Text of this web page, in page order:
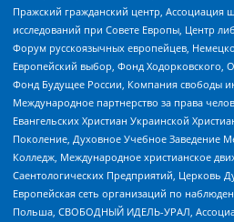
Пражский гражданский центр, Ассоциация
исследований при Совете Европы, Центр
Форум русскоязычных европейцев,
Европейский выбор, Фонд Ходорковского,
Фонд Будущее России, Компания свободы
Международное партнерство за права
Евангельских Христиан Украинской
Поколение, Духовное Учебное Заведение
Колледж, Международное христианское
Саентологических Предприятий, Церковь
Европейская сеть организаций по
Польша, СВОБОДНЫЙ ИДЕЛЬ-УРАЛ,